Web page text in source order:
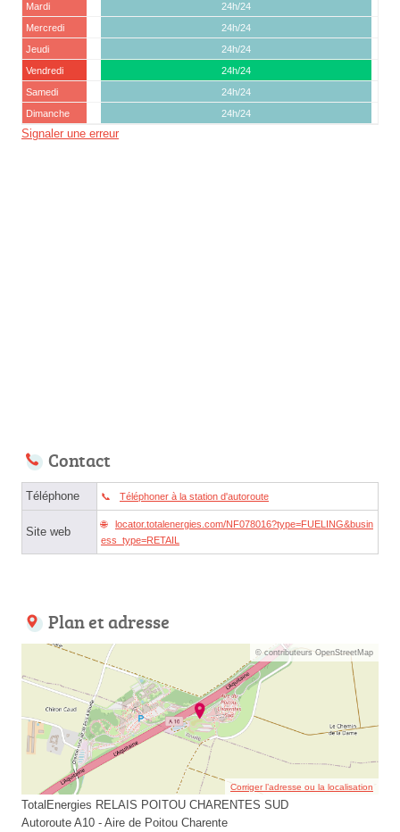
Mardi
24h/24
Mercredi
24h/24
Jeudi
24h/24
Vendredi
24h/24
Samedi
24h/24
Dimanche
24h/24
Signaler une erreur
Contact
Téléphone Téléphoner à la station d'autoroute
Site web
locator.totalenergies.com/NF078016?type=FUELING&busin
ess_type=RETAIL
Plan et adresse
© contributeurs OpenStreetMap
Corriger l’adresse ou la localisation
TotalEnergies RELAIS POITOU CHARENTES SUD
Autoroute A10 - Aire de Poitou Charente